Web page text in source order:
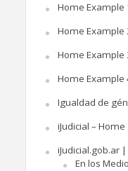
Home Example
Home Example
Home Example
Home Example
Igualdad de
iJudicial –
iJudicial.gob.ar
En los